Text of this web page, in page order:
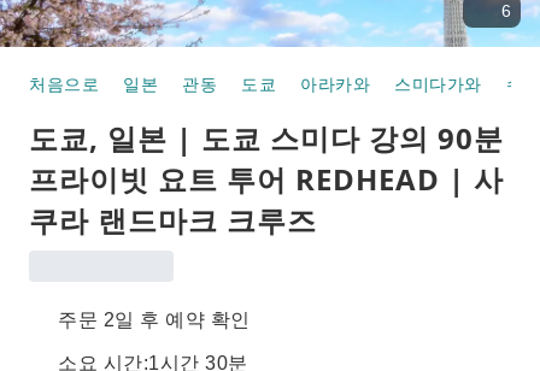
6
처음으로 일본 관동 도쿄 아라카와 스미다가와 수
도쿄, 일본 | 도쿄 스미다 강의 90분
프라이빗 요트 투어 REDHEAD | 사
쿠라 랜드마크 크루즈
주문 2일 후 예약 확인
소요 시간:1시간 30분